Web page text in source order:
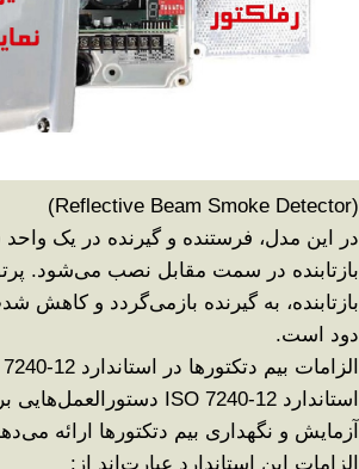
(Reflective Beam Smoke Detector)
در این مدل، فرستنده و گیرنده در یک واحد
بازتابنده در سمت مقابل نصب می‌شود.
بازتابنده، به گیرنده بازمی‌گردد و کاهش
دود است.
الزامات بیم دتکتورها در استاندارد
استاندارد
دستورالعمل‌هایی
آزمایش و نگهداری بیم دتکتورها ارائه
الزامات این استاندارد عبارت‌اند از :